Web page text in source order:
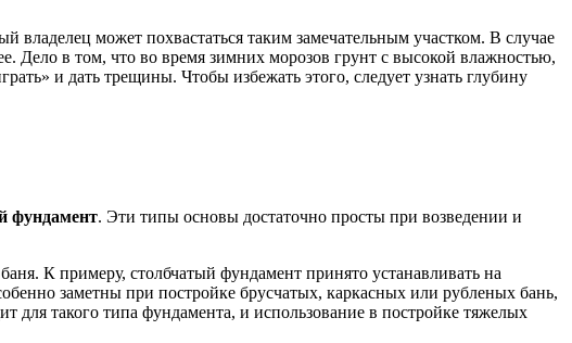
владелец может похвастаться таким замечательным участком. В случае
Дело в том, что во время зимних морозов грунт с высокой влажностью,
и дать трещины. Чтобы избежать этого, следует узнать глубину
фундамент. Эти типы основы достаточно просты при возведении и
К примеру, столбчатый фундамент принято устанавливать на
заметны при постройке брусчатых, каркасных или рубленых бань,
такого типа фундамента, и использование в постройке тяжелых